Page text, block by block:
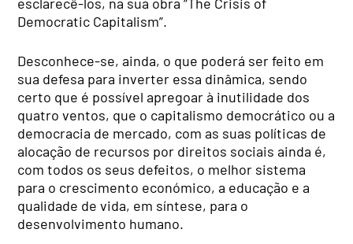
Democratic Capitalism”.
Desconhece-se, ainda, o que poderá ser feito em
sua defesa para inverter essa dinâmica, sendo
certo que é possível apregoar à inutilidade dos
quatro ventos, que o capitalismo democrático ou a
democracia de mercado, com as suas políticas de
alocação de recursos por direitos sociais ainda é,
com todos os seus defeitos, o melhor sistema
para o crescimento económico, a educação e a
qualidade de vida, em síntese, para o
desenvolvimento humano.